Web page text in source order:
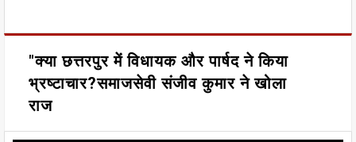
"क्या छत्तरपुर में विधायक और पार्षद ने किया
भ्रष्टाचार?समाजसेवी संजीव कुमार ने खोला
राज